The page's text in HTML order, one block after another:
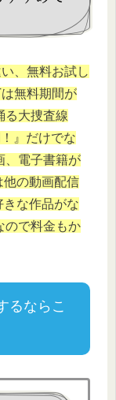
、無料お試し
無料期間が
る大捜査線
』だけでな
、電子書籍が
他の動画配信
な作品がな
ので料金もか
るならこ